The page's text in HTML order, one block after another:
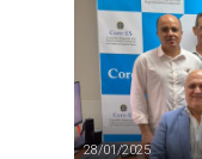
28/01/2025